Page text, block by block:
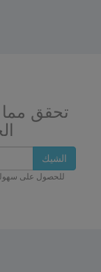
تحقق مما
الشيك
للحصول على